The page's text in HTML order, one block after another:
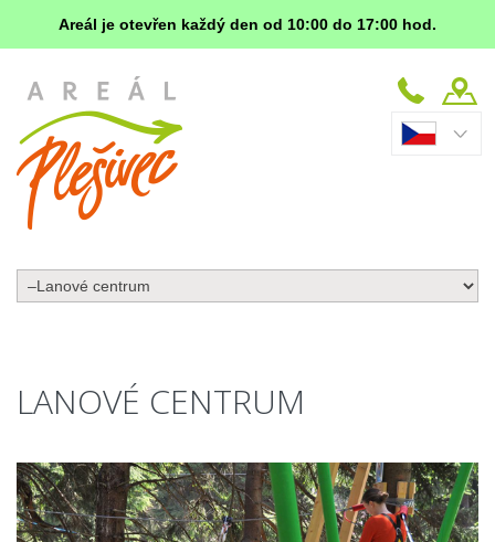
Areál je otevřen každý den od 10:00 do 17:00 hod.
LANOVÉ CENTRUM